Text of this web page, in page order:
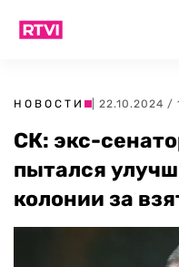
НОВОСТИ | 22.10.2024 /
СК: экс-
пытался
колонии за